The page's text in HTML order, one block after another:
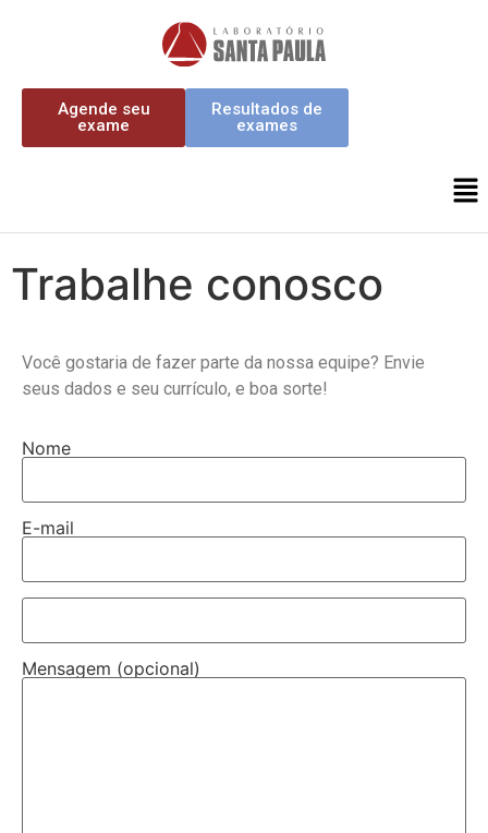
Agende seu
exame
Resultados de
exames
Trabalhe conosco
Você gostaria de fazer parte da nossa equipe? Envie
seus dados e seu currículo, e boa sorte!
Nome
E-mail
Mensagem (opcional)